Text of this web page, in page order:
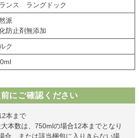
ンス ラングドック
派
防止剤無添加
ク
にご確認ください
本まで
本数は、750mlの場合12本までとなり
合、または該当梱包に入りきらない場